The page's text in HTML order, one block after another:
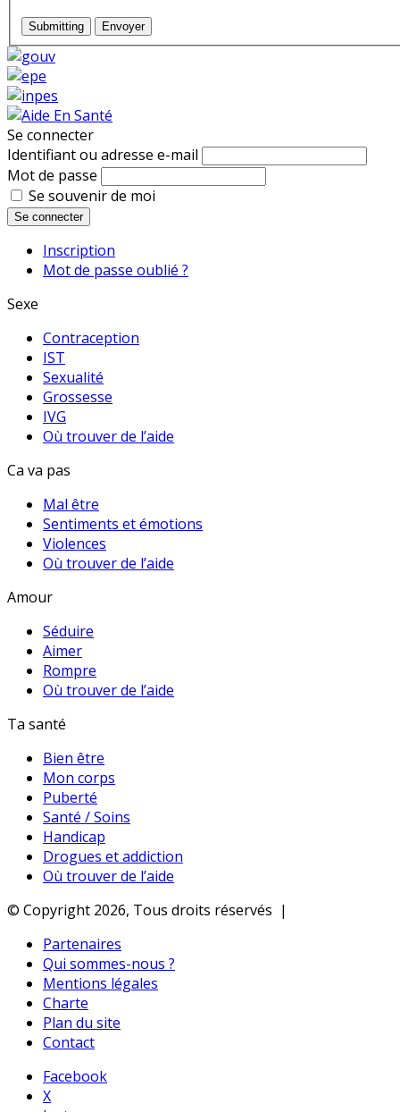
Submitting Envoyer
Se connecter
Identifiant ou adresse e-mail
Mot de passe
Se souvenir de moi
Se connecter
Inscription
Mot de passe oublié ?
Sexe
Contraception
IST
Sexualité
Grossesse
IVG
Où trouver de l’aide
Ca va pas
Mal être
Sentiments et émotions
Violences
Où trouver de l’aide
Amour
Séduire
Aimer
Rompre
Où trouver de l’aide
Ta santé
Bien être
Mon corps
Puberté
Santé / Soins
Handicap
Drogues et addiction
Où trouver de l’aide
© Copyright 2026, Tous droits réservés |
Partenaires
Qui sommes-nous ?
Mentions légales
Charte
Plan du site
Contact
Facebook
X